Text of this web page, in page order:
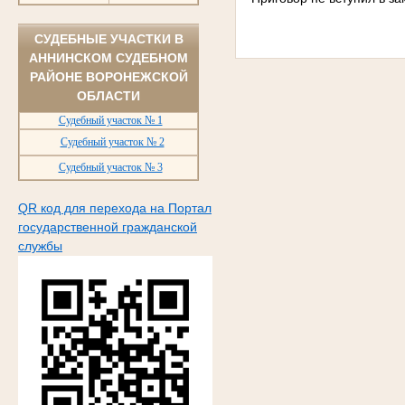
СУДЕБНЫЕ УЧАСТКИ В
АННИНСКОМ СУДЕБНОМ
РАЙОНЕ ВОРОНЕЖСКОЙ
ОБЛАСТИ
Судебный участок № 1
Судебный участок № 2
Судебный участок № 3
QR код для перехода на Портал
государственной гражданской
службы